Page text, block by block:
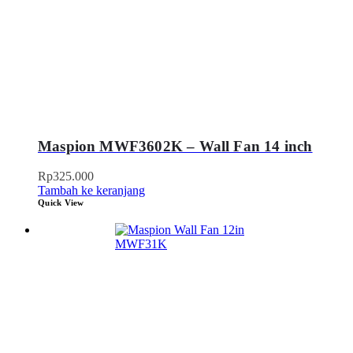
Maspion MWF3602K – Wall Fan 14 inch
Rp325.000
Tambah ke keranjang
Quick View